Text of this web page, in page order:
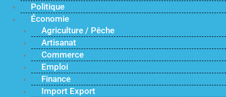
Politique
Économie
Agriculture / Pêche
Artisanat
Commerce
Emploi
Finance
Import Export